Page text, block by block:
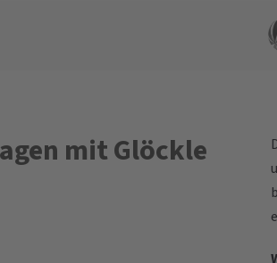
mit Glöckle